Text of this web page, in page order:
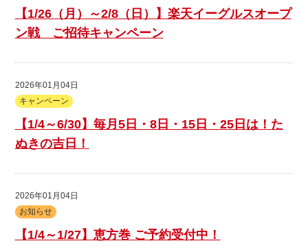
【1/26（月）～2/8（日）】楽天イーグルスオープ
ン戦 ご招待キャンペーン
2026年01月04日
キャンペーン
【1/4～6/30】毎月5日・8日・15日・25日は！た
ぬきの吉日！
2026年01月04日
お知らせ
【1/4～1/27】恵方巻 ご予約受付中！